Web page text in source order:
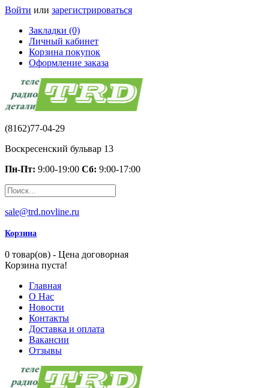
Войти или зарегистрироваться
Закладки (0)
Личный кабинет
Корзина покупок
Оформление заказа
(8162)77-04-29
Воскресенский бульвар 13
Пн-Пт: 9:00-19:00 Сб: 9:00-17:00
sale@trd.novline.ru
Корзина
0 товар(ов) - Цена договорная
Корзина пуста!
Главная
О Нас
Новости
Контакты
Доставка и оплата
Вакансии
Отзывы